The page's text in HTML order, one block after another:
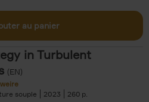
au panier
in Turbulent
(EN)
souple
2023 260